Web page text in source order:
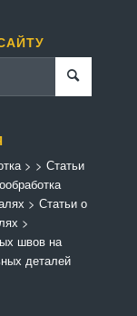
> > Статьи
> Статьи о
>
швов на
деталей